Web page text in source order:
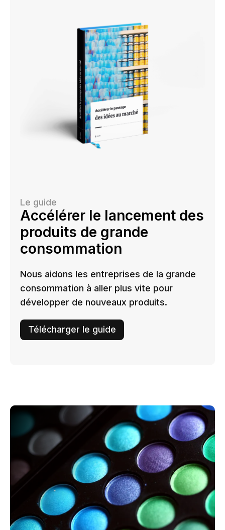
Le guide
Accélérer le lancement des
produits de grande
consommation
Nous aidons les entreprises de la grande
consommation à aller plus vite pour
développer de nouveaux produits.
Télécharger le guide